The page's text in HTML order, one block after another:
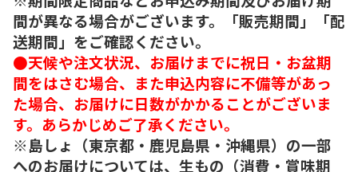
間が異なる場合がございます。「販売期間」「配
送期間」をご確認ください。
●天候や注文状況、お届けまでに祝日・お盆期
間をはさむ場合、また申込内容に不備等があっ
た場合、お届けに日数がかかることがございま
す。あらかじめご了承ください。
※島しょ（東京都・鹿児島県・沖縄県）の一部
へのお届けについては、生もの（消費・賞味期